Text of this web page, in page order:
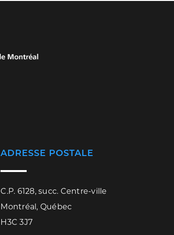
ADRESSE POSTALE
C.P. 6128, succ. Centre-ville
Montréal, Québec
H3C 3J7